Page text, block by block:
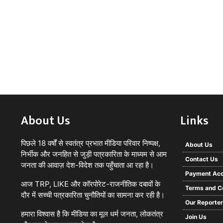
About Us
पिछले 18 वर्षों से स्वतंत्र प्रभात मीडिया परिवार निष्पक्ष,
निर्भीक और जनहित से जुड़ी पत्रकारिता के माध्यम से आम
जनता की आवाज़ देश-विदेश तक पहुँचाता आ रहा है।
आज TRP, LIKE और कॉरपोरेट-राजनीतिक दबावों के
दौर में सच्ची पत्रकारिता चुनौतियों का सामना कर रही है।
हमारा विश्वास है कि मीडिया का मूल धर्म जनता, लोकतंत्र
Links
About Us
Contact Us
Payment
Terms and
Our
Join Us